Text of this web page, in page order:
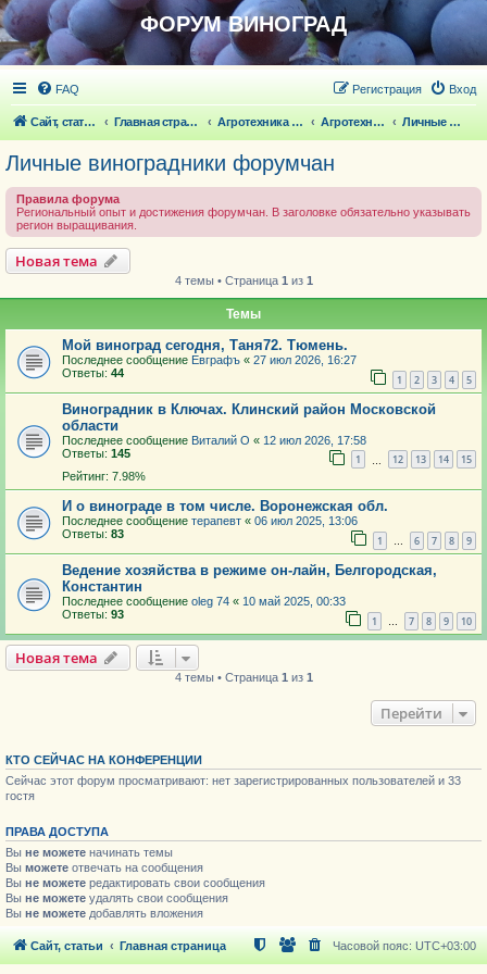
ФОРУМ ВИНОГРАД
FAQ Вход
Регистрация
Сайт, статьи Главная страница Агротехника выращивания винограда Агротехника выращивания винограда Личные виноградники форумчан
Личные виноградники форумчан
Правила форума
Региональный опыт и достижения форумчан. В заголовке обязательно указывать
регион выращивания.
Новая тема
4 темы • Страница 1 из 1
Темы
Мой виноград сегодня, Таня72. Тюмень.
Последнее сообщение Евграфъ « 27 июл 2026, 16:27
Ответы: 44 1 2 3 4 5
Виноградник в Ключах. Клинский район Московской
области
Последнее сообщение Виталий О « 12 июл 2026, 17:58
Ответы: 145 1 12 13 14 15
Рейтинг: 7.98%
И о винограде в том числе. Воронежская обл.
Последнее сообщение терапевт « 06 июл 2025, 13:06
Ответы: 83 1 … 6 7 8 9
Ведение хозяйства в режиме он-лайн, Белгородская,
Константин
Последнее сообщение oleg 74 « 10 май 2025, 00:33
Ответы: 93 1 … 7 8 9 10
Новая тема
4 темы • Страница 1 из 1
Перейти
КТО СЕЙЧАС НА КОНФЕРЕНЦИИ
Сейчас этот форум просматривают: нет зарегистрированных пользователей и 33
гостя
ПРАВА ДОСТУПА
Вы не можете начинать темы
Вы можете отвечать на сообщения
Вы не можете редактировать свои сообщения
Вы не можете удалять свои сообщения
Вы не можете добавлять вложения
Сайт, статьи Главная страница Часовой пояс: UTC+03:00